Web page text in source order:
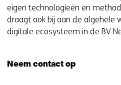
eigen technologieën en
draagt ook bij aan de algehele
digitale ecosysteem in de BV
Neem contact op